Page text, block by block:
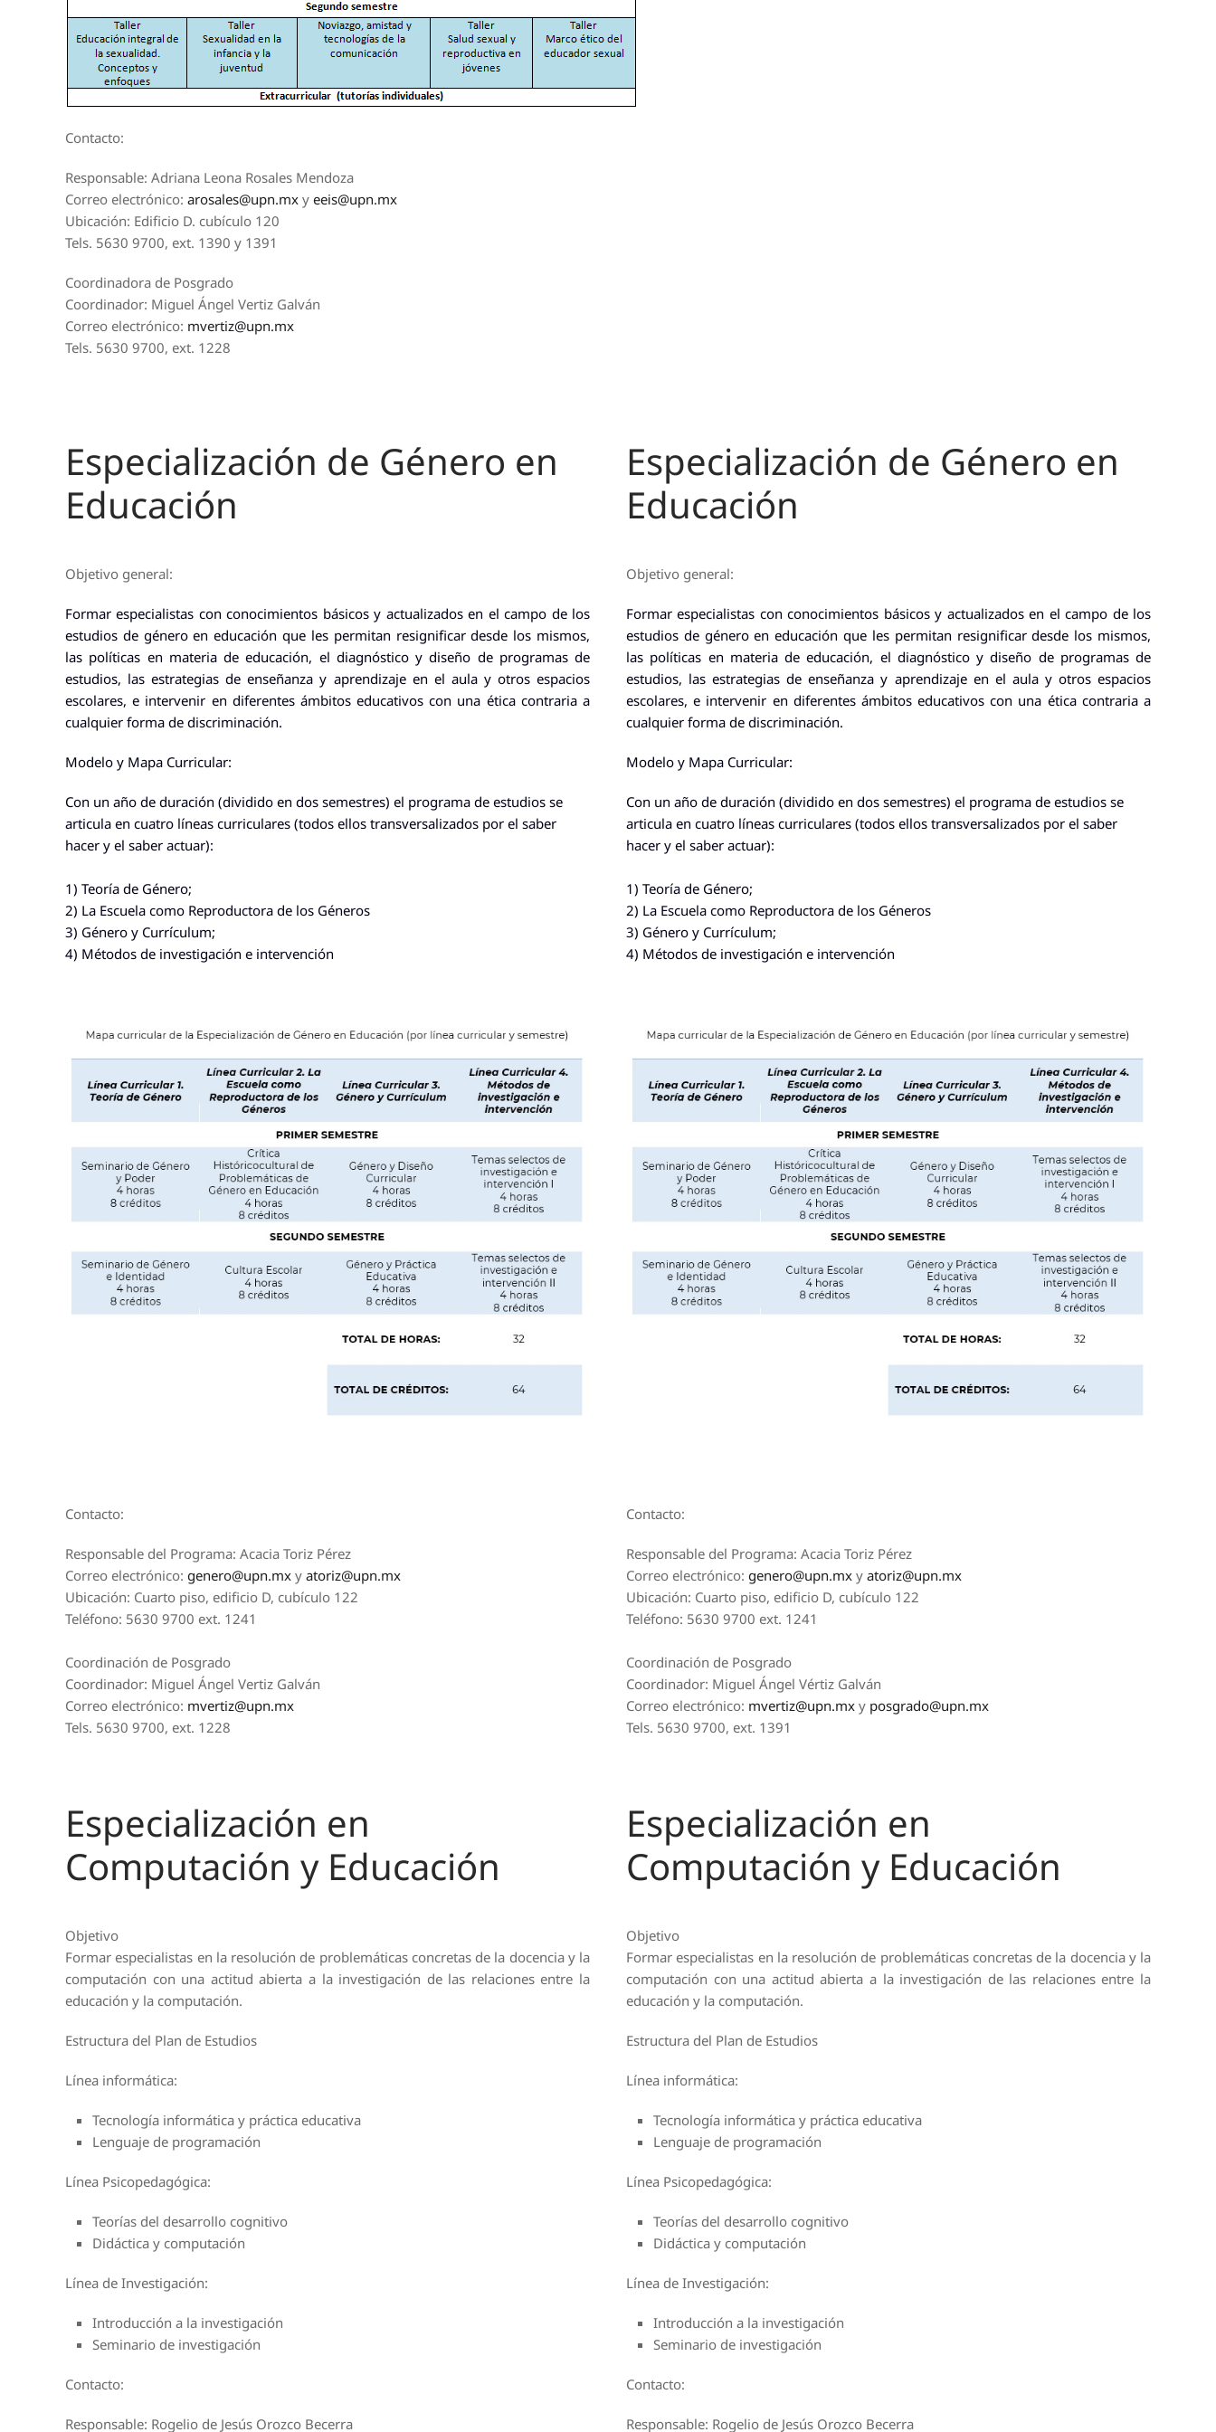
Contacto:
Responsable: Adriana Leona Rosales Mendoza
Correo electrónico: arosales@upn.mx y eeis@upn.mx
Ubicación: Edificio D. cubículo 120
Tels. 5630 9700, ext. 1390 y 1391
Coordinadora de Posgrado
Coordinador: Miguel Ángel Vertiz Galván
Correo electrónico: mvertiz@upn.mx
Tels. 5630 9700, ext. 1228
Especialización de Género en
Educación
Objetivo general:
Formar especialistas con conocimientos básicos y actualizados en el campo de los
estudios de género en educación que les permitan resignificar desde los mismos,
las políticas en materia de educación, el diagnóstico y diseño de programas de
estudios, las estrategias de enseñanza y aprendizaje en el aula y otros espacios
escolares, e intervenir en diferentes ámbitos educativos con una ética contraria a
cualquier forma de discriminación.
Modelo y Mapa Curricular:
Con un año de duración (dividido en dos semestres) el programa de estudios se
articula en cuatro líneas curriculares (todos ellos transversalizados por el saber
hacer y el saber actuar):
1) Teoría de Género;
2) La Escuela como Reproductora de los Géneros
3) Género y Currículum;
4) Métodos de investigación e intervención
Contacto:
Responsable del Programa: Acacia Toriz Pérez
Correo electrónico: genero@upn.mx y atoriz@upn.mx
Ubicación: Cuarto piso, edificio D, cubículo 122
Teléfono: 5630 9700 ext. 1241
Coordinación de Posgrado
Coordinador: Miguel Ángel Vertiz Galván
Correo electrónico: mvertiz@upn.mx
Tels. 5630 9700, ext. 1228
Especialización de Género en
Educación
Objetivo general:
Formar especialistas con conocimientos básicos y actualizados en el campo de los
estudios de género en educación que les permitan resignificar desde los mismos,
las políticas en materia de educación, el diagnóstico y diseño de programas de
estudios, las estrategias de enseñanza y aprendizaje en el aula y otros espacios
escolares, e intervenir en diferentes ámbitos educativos con una ética contraria a
cualquier forma de discriminación.
Modelo y Mapa Curricular:
Con un año de duración (dividido en dos semestres) el programa de estudios se
articula en cuatro líneas curriculares (todos ellos transversalizados por el saber
hacer y el saber actuar):
1) Teoría de Género;
2) La Escuela como Reproductora de los Géneros
3) Género y Currículum;
4) Métodos de investigación e intervención
Contacto:
Responsable del Programa: Acacia Toriz Pérez
Correo electrónico: genero@upn.mx y atoriz@upn.mx
Ubicación: Cuarto piso, edificio D, cubículo 122
Teléfono: 5630 9700 ext. 1241
Coordinación de Posgrado
Coordinador: Miguel Ángel Vértiz Galván
Correo electrónico: mvertiz@upn.mx y posgrado@upn.mx
Tels. 5630 9700, ext. 1391
Especialización en
Computación y Educación
Objetivo
Formar especialistas en la resolución de problemáticas concretas de la docencia y la
computación con una actitud abierta a la investigación de las relaciones entre la
educación y la computación.
Estructura del Plan de Estudios
Línea informática:
Tecnología informática y práctica educativa
Lenguaje de programación
Línea Psicopedagógica:
Teorías del desarrollo cognitivo
Didáctica y computación
Línea de Investigación:
Introducción a la investigación
Seminario de investigación
Contacto:
Responsable: Rogelio de Jesús Orozco Becerra
Especialización en
Computación y Educación
Objetivo
Formar especialistas en la resolución de problemáticas concretas de la docencia y la
computación con una actitud abierta a la investigación de las relaciones entre la
educación y la computación.
Estructura del Plan de Estudios
Línea informática:
Tecnología informática y práctica educativa
Lenguaje de programación
Línea Psicopedagógica:
Teorías del desarrollo cognitivo
Didáctica y computación
Línea de Investigación:
Introducción a la investigación
Seminario de investigación
Contacto:
Responsable: Rogelio de Jesús Orozco Becerra